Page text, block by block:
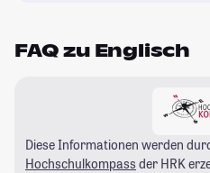
FAQ zu Englisch
Diese Informationen werden
Hochschulkompass der HRK